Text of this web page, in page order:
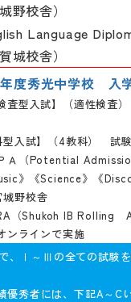
野校舎）
Language
城校舎）
度秀光中学校 入
査型入試】（適性検査
入試】（4教科） 試
Ａ（Potential
》《Science》《
野校舎
（Shukoh IB Rolling
ンラインで実施
、Ⅰ～Ⅲの全ての試験
優秀者には、下記A～C